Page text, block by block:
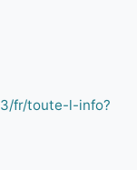
fr/toute-l-info?